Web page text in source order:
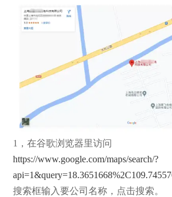
1，在谷歌浏览器里访问
https://www.google.com/maps/search/?
搜索框输入要公司名称，点击搜索。